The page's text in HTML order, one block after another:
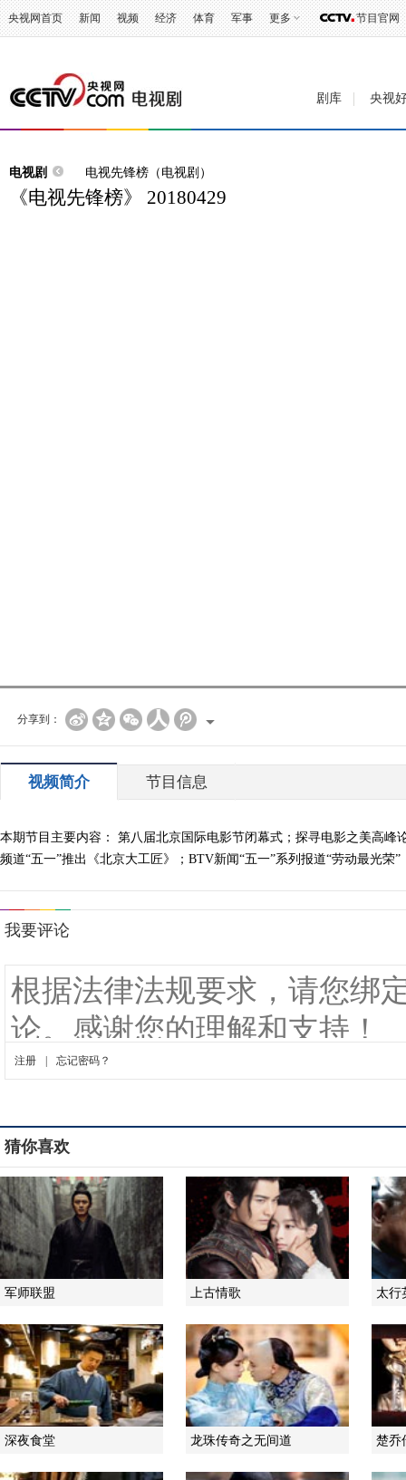
央视网首页 新闻 视频 经济 体育 军事 更多 节目官网
剧库 央视
电视剧 电视先锋榜（电视剧）
《电视先锋榜》 20180429
分享到：
视频简介 节目信息
本期节目主要内容： 第八届北京国际电影节闭幕式；探寻电影之美高
频道“五一”推出《北京大工匠》；BTV新闻“五一”系列报道“劳动最光荣
猜你喜欢
军师联盟 上古情歌 太行
深夜食堂 龙珠传奇之无间道 楚乔